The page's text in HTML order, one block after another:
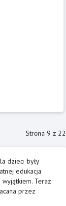
Strona 9 z 22
dzieci były
edukacja
Teraz
przez